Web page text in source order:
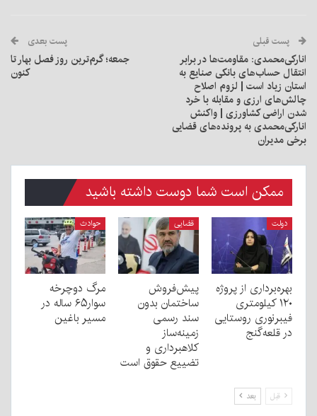
پست قبلی
انارکی‌محمدی: مقاومت‌ها در برابر
انتقال حساب‌های بانکی صنایع به
استان زیاد است | لزوم اصلاح
چالش‌های ارزی و مقابله با خرد
شدن اراضی کشاورزی | واکنش
انارکی‌محمدی به پرونده‌های قضایی
برخی مدیران
پست بعدی
جمعه؛ گرم‌ترین روز فصل بهار تا
کنون
ممکن است شما دوست داشته باشید
دولت
بهره‌برداری از پروژه
۱۲۰ کیلومتری
فیبرنوری روستایی
در قلعه‌گنج
قضایی
پیش‌فروش
ساختمان بدون
سند رسمی
زمینه‌ساز
کلاهبرداری و
تضییع حقوق است
حوادث
مرگ دوچرخه
سوار۶۵ ساله در
مسیر باغین
قبل بعد